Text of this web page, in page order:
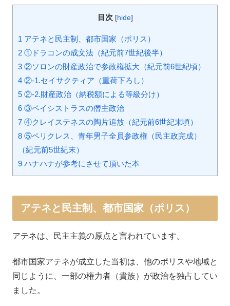
目次 [hide]
1 アテネと民主制、都市国家（ポリス）
2 ①ドラコンの成文法（紀元前7世紀後半）
3 ②ソロンの財産政治で参政権拡大（紀元前6世紀頃）
4 ②-1.セイサクティア（重荷下ろし）
5 ②-2.財産政治（納税額による等級分け）
6 ③ペイシストラスの僭主政治
7 ④クレイステネスの陶片追放（紀元前6世紀末頃）
8 ⑤ペリクレス、青年男子全員参政権（民主政完成）
（紀元前5世紀末）
9 ハナハナが参考にさせて頂いた本
アテネと民主制、都市国家（ポリス）
アテネは、民主主義の原点と言われています。
都市国家アテネが成立した当初は、他のポリスや地域と
同じように、一部の権力者（貴族）が政治を独占してい
ました。